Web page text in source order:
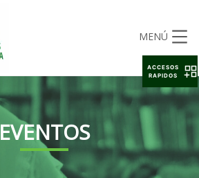
MENÚ
EVENTOS
ACCESOS
RAPIDOS